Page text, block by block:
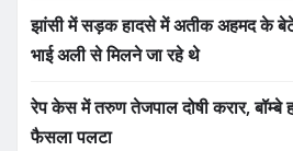
झांसी में सड़क हादसे में अतीक अहमद के
भाई अली से मिलने जा रहे थे
रेप केस में तरुण तेजपाल दोषी करार, बॉम्बे
फैसला पलटा